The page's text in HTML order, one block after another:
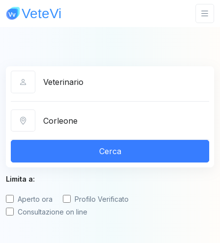
Cerca
Limita a:
Aperto ora
Profilo Verificato
Consultazione on line